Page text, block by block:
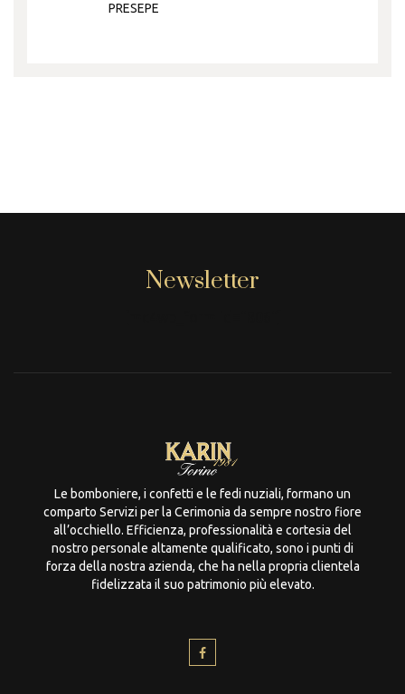
PRESEPE
Newsletter
Le bomboniere, i confetti e le fedi nuziali, formano un
comparto Servizi per la Cerimonia da sempre nostro fiore
all’occhiello. Efficienza, professionalità e cortesia del
nostro personale altamente qualificato, sono i punti di
forza della nostra azienda, che ha nella propria clientela
fidelizzata il suo patrimonio più elevato.